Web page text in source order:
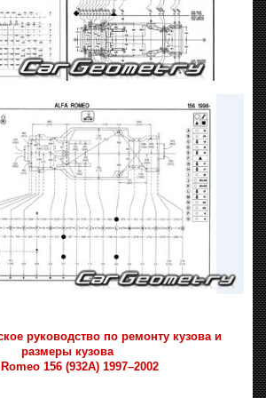
руководство по ремонту кузова и
размеры кузова
156 (932A) 1997–2002